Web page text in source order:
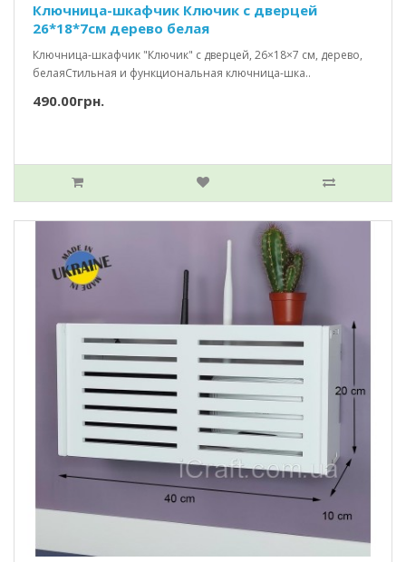
Ключница-шкафчик Ключик c дверцей
26*18*7см дерево белая
Ключница-шкафчик "Ключик" с дверцей, 26×18×7 см, дерево,
белаяСтильная и функциональная ключница-шка..
490.00грн.